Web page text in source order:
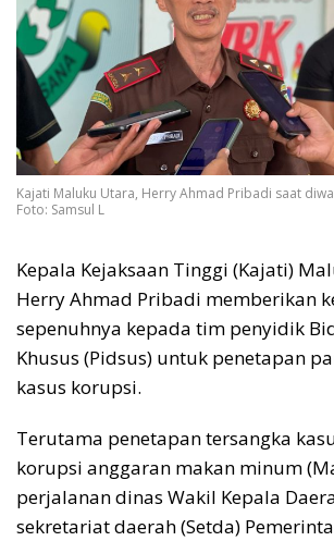
Kajati Maluku Utara, Herry Ahmad Pribadi saat
Foto: Samsul L
Kepala Kejaksaan Tinggi (Kajati)
Herry Ahmad Pribadi memberikan
sepenuhnya kepada tim penyidik
Khusus (Pidsus) untuk penetapan
kasus korupsi.
Terutama penetapan tersangka
korupsi anggaran makan minum
perjalanan dinas Wakil Kepala
sekretariat daerah (Setda)